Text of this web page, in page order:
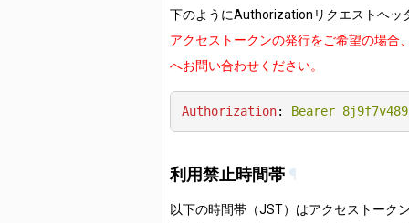
下のようにAuthorizationリクエストヘッ
アクセストークンの発行をご希望の場合
へお問い合わせください。
Authorization: Bearer
利用禁止時間帯 ¶
以下の時間帯（JST）はアクセストーク